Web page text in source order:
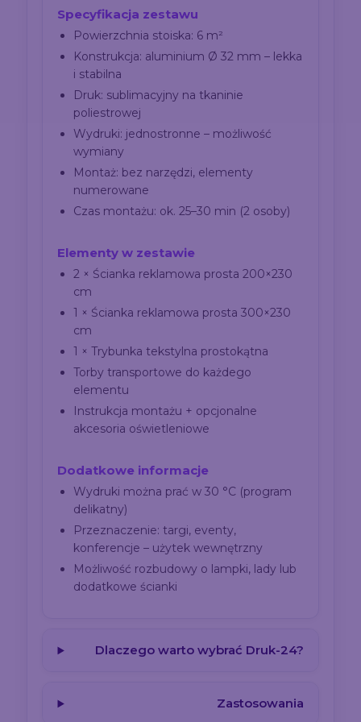
Specyfikacja zestawu
Powierzchnia stoiska: 6 m²
Konstrukcja: aluminium Ø 32 mm – lekka
i stabilna
Druk: sublimacyjny na tkaninie
poliestrowej
Wydruki: jednostronne – możliwość
wymiany
Montaż: bez narzędzi, elementy
numerowane
Czas montażu: ok. 25–30 min (2 osoby)
Elementy w zestawie
2 × Ścianka reklamowa prosta 200×230
cm
1 × Ścianka reklamowa prosta 300×230
cm
1 × Trybunka tekstylna prostokątna
Torby transportowe do każdego
elementu
Instrukcja montażu + opcjonalne
akcesoria oświetleniowe
Dodatkowe informacje
Wydruki można prać w 30 °C (program
delikatny)
Przeznaczenie: targi, eventy,
konferencje – użytek wewnętrzny
Możliwość rozbudowy o lampki, lady lub
dodatkowe ścianki
Dlaczego warto wybrać Druk-24?
Zastosowania